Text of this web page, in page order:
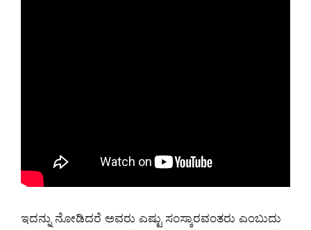
ಇದನ್ನು ನೋಡಿದರೆ ಅವರು ಎಷ್ಟು ಸಂಸ್ಕಾರವಂತರು ಎಂಬುದು